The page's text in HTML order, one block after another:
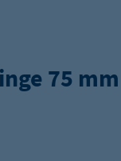
75